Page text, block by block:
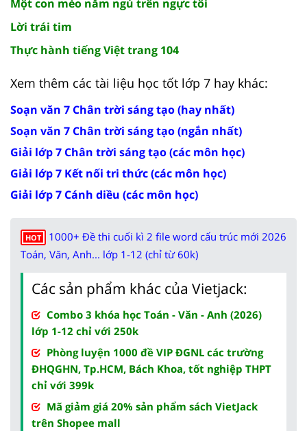
Một con mèo nằm ngủ trên ngực tôi
Lời trái tim
Thực hành tiếng Việt trang 104
Xem thêm các tài liệu học tốt lớp 7 hay khác:
Soạn văn 7 Chân trời sáng tạo (hay nhất)
Soạn văn 7 Chân trời sáng tạo (ngắn nhất)
Giải lớp 7 Chân trời sáng tạo (các môn học)
Giải lớp 7 Kết nối tri thức (các môn học)
Giải lớp 7 Cánh diều (các môn học)
HOT
1000+ Đề thi cuối kì 2 file word cấu trúc mới 2026
Toán, Văn, Anh... lớp 1-12 (chỉ từ 60k)
Các sản phẩm khác của Vietjack:
Combo 3 khóa học Toán - Văn - Anh (2026)
lớp 1-12 chỉ với 250k
Phòng luyện 1000 đề VIP ĐGNL các trường
ĐHQGHN, Tp.HCM, Bách Khoa, tốt nghiệp THPT
chỉ với 399k
Mã giảm giá 20% sản phẩm sách VietJack
trên Shopee mall